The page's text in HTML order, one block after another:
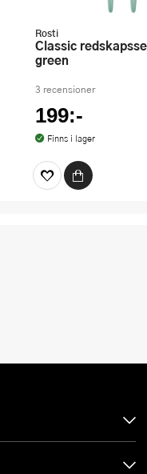
Rosti
Classic redskapsset 3 delar nordic
green
3 recensioner
199:-
Finns i lager